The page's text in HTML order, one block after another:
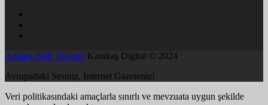
Ankara Web Tasarım Karakaş Digital © 2024
Avrupadaki Sesiniz, İnternet Gazeteniz!
Veri politikasındaki amaçlarla sınırlı ve mevzuata uygun şekilde